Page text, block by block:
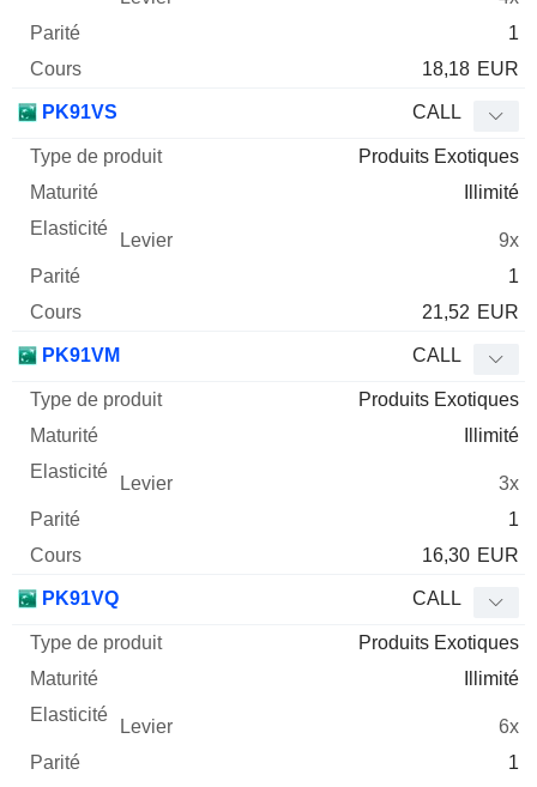
1
18,18 EUR
PK91VS CALL
Produits Exotiques
Illimité
9x
1
21,52 EUR
PK91VM CALL
Produits Exotiques
Illimité
3x
1
16,30 EUR
PK91VQ CALL
Produits Exotiques
Illimité
6x
1